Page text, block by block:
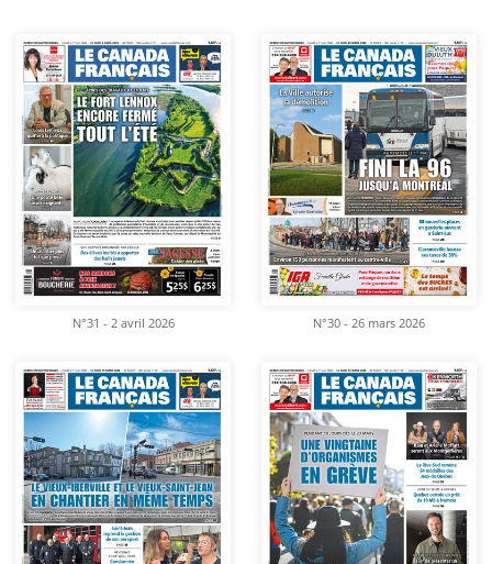
N°31 - 2 avril 2026 N°30 - 26 mars 2026